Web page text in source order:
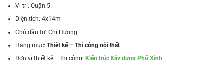
Vị trí: Quận 5
Diện tích: 4x14m
Chủ đầu tư: Chị Hương
Hạng mục:Thiết kế – Thi công nội thất
Đơn vị thiết kế – thi công: Kiến trúc Xây dựng Phố Xinh